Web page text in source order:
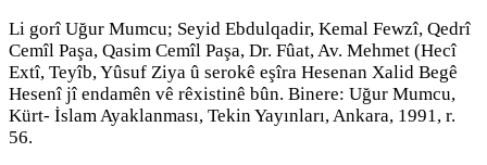
Li gorî Uğur Mumcu; Seyid Ebdulqadir, Kemal Fewzî, Qedrî
Cemîl Paşa, Qasim Cemîl Paşa, Dr. Fûat, Av. Mehmet (Hecî
Extî, Teyîb, Yûsuf Ziya û serokê eşîra Hesenan Xalid Begê
Hesenî jî endamên vê rêxistinê bûn. Binere: Uğur Mumcu,
Kürt- İslam Ayaklanması, Tekin Yayınları, Ankara, 1991, r.
56.